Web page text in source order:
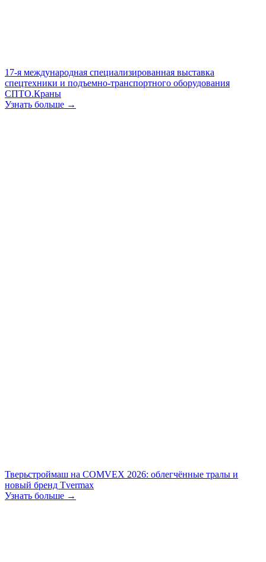
17-я международная специализированная выставка
спецтехники и подъемно-транспортного оборудования
СПТО.Краны
Узнать больше →
Тверьстроймаш на COMVEX 2026: облегчённые тралы и
новый бренд Tvermax
Узнать больше →